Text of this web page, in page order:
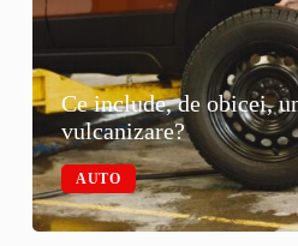
Ce include, de obicei,
vulcanizare?
AUTO